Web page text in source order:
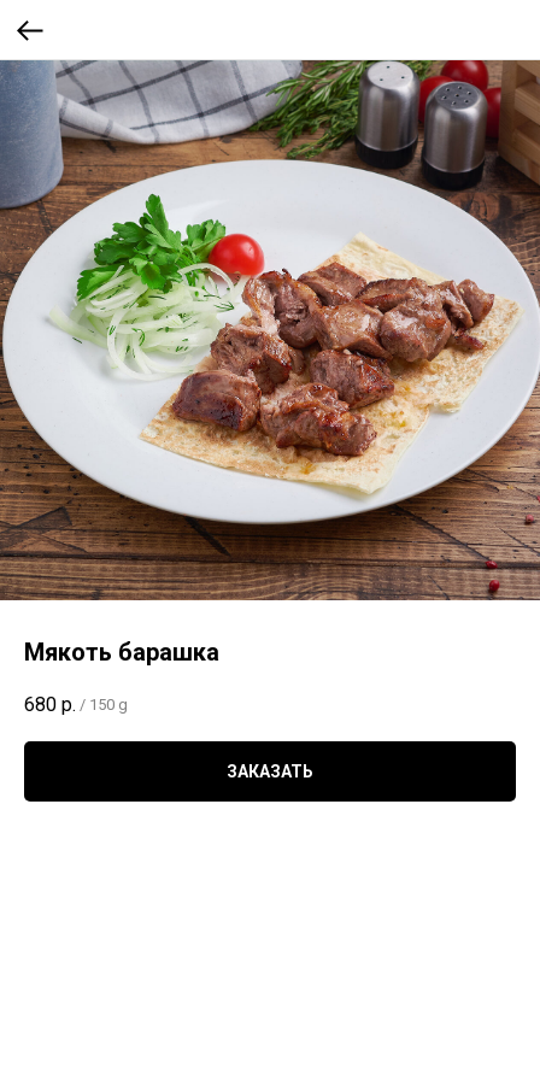
Мякоть барашка
680 р. / 150 g
ЗАКАЗАТЬ